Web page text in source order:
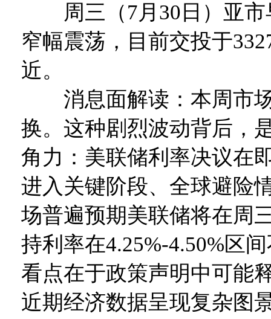
周三（7月30日）亚市
窄幅震荡，目前交投于
近。
消息面解读：本周市
换。这种剧烈波动背后，
角力：美联储利率决议在
进入关键阶段、全球避险
场普遍预期美联储将在周
持利率在4.25%-4.50%区
看点在于政策声明中可能
近期经济数据呈现复杂图